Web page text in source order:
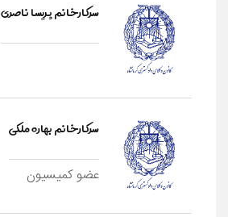
سرکارخانم پریسا ناصری
سرکارخانم بهاره ملکی
عضو کمیسیون